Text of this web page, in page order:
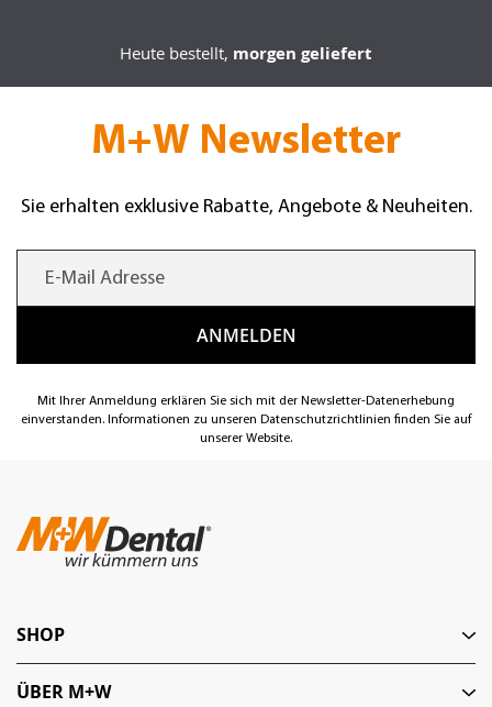
Heute bestellt, morgen geliefert
M+W Newsletter
Sie erhalten exklusive Rabatte, Angebote & Neuheiten.
Mit Ihrer Anmeldung erklären Sie sich mit der Newsletter-Datenerhebung
einverstanden. Informationen zu unseren Datenschutzrichtlinien finden Sie auf
unserer Website.
SHOP
ÜBER M+W